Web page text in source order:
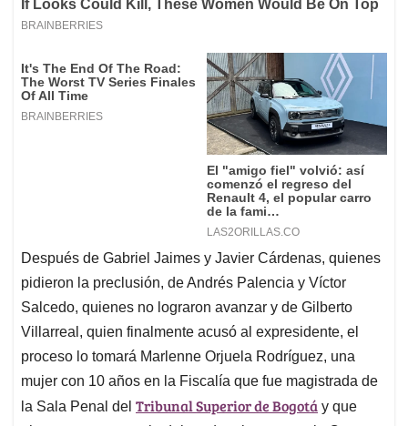
Después de Gabriel Jaimes y Javier Cárdenas, quienes
pidieron la preclusión, de Andrés Palencia y Víctor
Salcedo, quienes no lograron avanzar y de Gilberto
Villarreal, quien finalmente acusó al expresidente, el
proceso lo tomará Marlenne Orjuela Rodríguez, una
mujer con 10 años en la Fiscalía que fue magistrada de
la Sala Penal del Tribunal Superior de Bogotá y que